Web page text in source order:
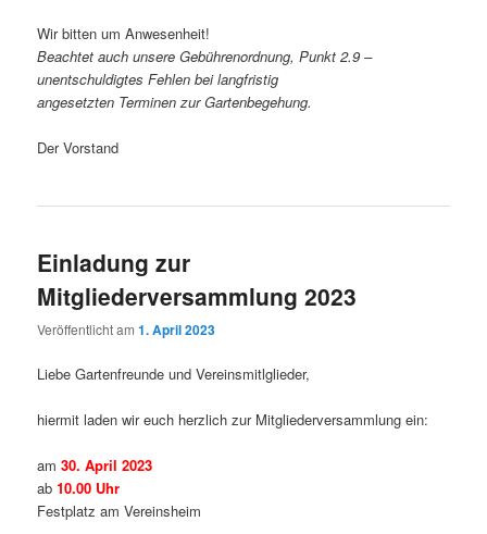
Wir bitten um Anwesenheit!
Beachtet auch unsere Gebührenordnung, Punkt 2.9 –
unentschuldigtes Fehlen bei langfristig
angesetzten Terminen zur Gartenbegehung.
Der Vorstand
Einladung zur
Mitgliederversammlung 2023
Veröffentlicht am1. April 2023
Liebe Gartenfreunde und Vereinsmitlglieder,
hiermit laden wir euch herzlich zur Mitgliederversammlung ein:
am30. April 2023
ab10.00 Uhr
Festplatz am Vereinsheim